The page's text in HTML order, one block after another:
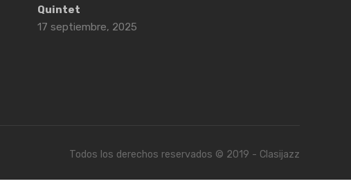
Quintet
17 septiembre, 2025
Todos los derechos reservados © 2019 - Clasijazz